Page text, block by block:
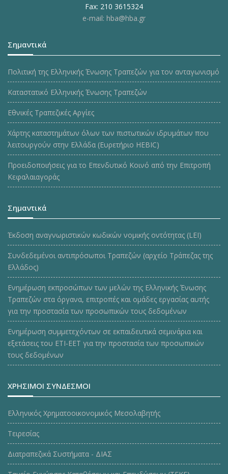
Fax: 210 3615324
e-mail: hba@hba.gr
Σημαντικά
Πολιτική της Ελληνικής Ένωσης Τραπεζών για τον ανταγωνισμό
Καταστατικό Ελληνικής Ένωσης Τραπεζών
Εθνικές Τραπεζικές Αργίες
Χάρτης καταστημάτων όλων των πιστωτικών ιδρυμάτων που
λειτουργούν στην Ελλάδα (Ευρετήριο HEBIC)
Προειδοποιήσεις για το Επενδυτικό Κοινό από την Επιτροπή
Κεφαλαιαγοράς
Σημαντικά
Έκδοση αναγνωριστικών κωδικών νομικής οντότητας (LEI)
Συνδεδεμένοι αντιπρόσωποι Τραπεζών (αρχείο Τράπεζας της
Ελλάδος)
Ενημέρωση εκπροσώπων των μελών της Ελληνικής Ένωσης
Τραπεζών στα όργανα, επιτροπές και ομάδες εργασίας αυτής
για την προστασία των προσωπικών τους δεδομένων
Ενημέρωση συμμετεχόντων σε εκπαιδευτικά σεμινάρια και
εξετάσεις του ΕΤΙ-ΕΕΤ για την προστασία των προσωπικών
τους δεδομένων
ΧΡΗΣΙΜΟΙ ΣΥΝΔΕΣΜΟΙ
Ελληνικός Χρηματοοικονομικός Μεσολαβητής
Τειρεσίας
Διατραπεζικά Συστήματα - ΔΙΑΣ